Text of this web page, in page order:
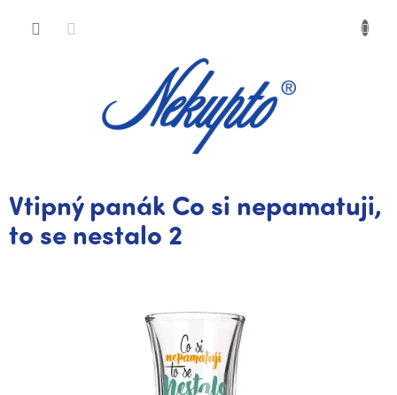
Vtipný panák Co si nepamatuji,
to se nestalo 2